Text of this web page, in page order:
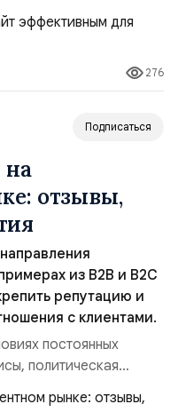
медицинских
настроить сайт,
внимание
Пчелинцев,
продвижения Demis
276
Подписаться
на
отзывы,
из B2B и B2C
репутацию и
с клиентами.
постоянных
политическая
сдвиги делают
и на